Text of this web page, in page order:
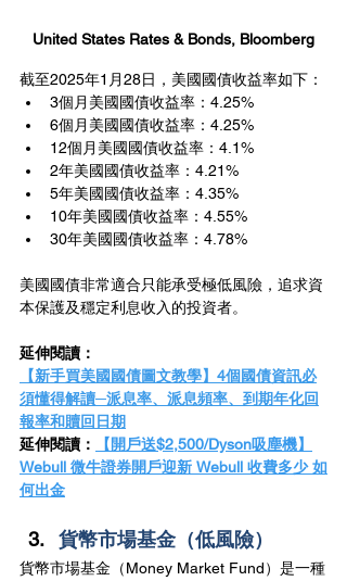
United States Rates & Bonds, Bloomberg
截至2025年1月28日，美國國債收益率如下：
3個月美國國債收益率：4.25%
6個月美國國債收益率：4.25%
12個月美國國債收益率：4.1%
2年美國國債收益率：4.21%
5年美國國債收益率：4.35%
10年美國國債收益率：4.55%
30年美國國債收益率：4.78%
美國國債非常適合只能承受極低風險，追求資
本保護及穩定利息收入的投資者。
延伸閱讀：
【新手買美國國債圖文教學】4個國債資訊必
須懂得解讀─派息率、派息頻率、到期年化回
報率和贖回日期
延伸閱讀：
【開戶送$2,500/Dyson吸塵機】
Webull 微牛證券開戶迎新 Webull 收費多少 如
何出金
貨幣市場基金（低風險）
貨幣市場基金（Money Market Fund）是一種